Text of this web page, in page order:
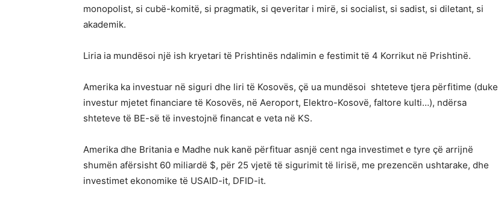
monopolist, si cubë-komitë, si pragmatik, si qeveritar i mirë, si socialist, si sadist, si diletant, si
akademik.
Liria ia mundësoi një ish kryetari të Prishtinës ndalimin e festimit të 4 Korrikut në Prishtinë.
Amerika ka investuar në siguri dhe liri të Kosovës, çë ua mundësoi shteteve tjera përfitime (duke
investur mjetet financiare të Kosovës, në Aeroport, Elektro-Kosovë, faltore kulti…), ndërsa
shteteve të BE-së të investojnë financat e veta në KS.
Amerika dhe Britania e Madhe nuk kanë përfituar asnjë cent nga investimet e tyre çë arrijnë
shumën afërsisht 60 miliardë $, për 25 vjetë të sigurimit të lirisë, me prezencën ushtarake, dhe
investimet ekonomike të USAID-it, DFID-it.